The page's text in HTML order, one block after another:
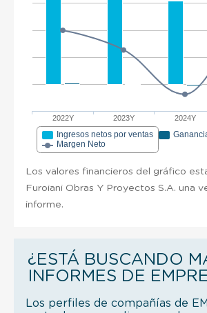
2022Y 2023Y 2024Y
Ingresos netos por ventas
Margen Neto
Los valores financieros del gráfico
Furoiani Obras Y Proyectos S.A. una
informe.
¿ESTÁ BUSCANDO
INFORMES DE
Los perfiles de compañías de